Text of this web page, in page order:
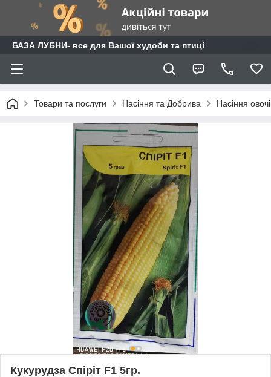
БАЗА ЛУБНИ- все для Вашої худоби та птиці
Товари та послуги Насіння та Добрива Насіння
Кукурудза Спіріт F1 5гр.